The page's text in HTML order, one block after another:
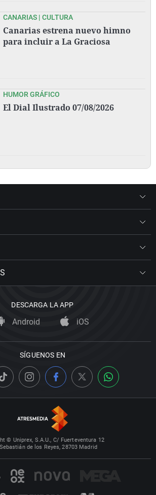
CANARIAS | CULTURA
Canarias estrena nuevo himno
para incluir a La Graciosa
HUMOR GRÁFICO
El Dial Ilustrado 07/08/2026
DESCARGA LA APP
Android iOS
SÍGUENOS EN
© Uniprex, S.A.U., C/ Fuerteventura 12
de los Reyes, 28703 Madrid